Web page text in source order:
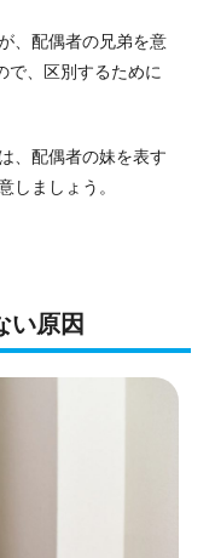
、配偶者の兄弟を意
で、区別するために
、配偶者の妹を表す
しましょう。
い原因